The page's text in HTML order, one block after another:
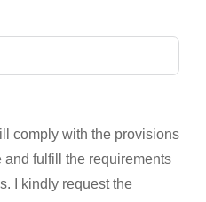
comply with the provisions
fulfill the requirements
I kindly request the